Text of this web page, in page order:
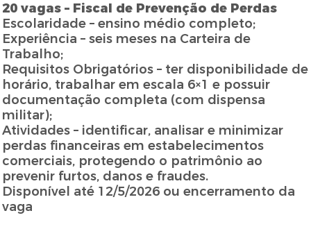
20 vagas – Fiscal de Prevenção de Perdas
Escolaridade – ensino médio completo;
Experiência – seis meses na Carteira de
Trabalho;
Requisitos Obrigatórios – ter disponibilidade de
horário, trabalhar em escala 6×1 e possuir
documentação completa (com dispensa
militar);
Atividades – identificar, analisar e minimizar
perdas financeiras em estabelecimentos
comerciais, protegendo o patrimônio ao
prevenir furtos, danos e fraudes.
Disponível até 12/5/2026 ou encerramento da
vaga